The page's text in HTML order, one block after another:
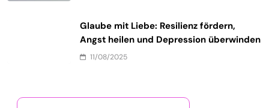
Glaube mit Liebe: Resilienz fördern,
Angst heilen und Depression überwinden
11/08/2025